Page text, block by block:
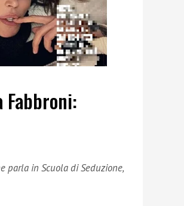
Fabbroni:
parla in Scuola di Seduzione,